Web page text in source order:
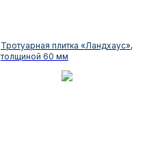
Тротуарная плитка «Ландхаус»,
толщиной 60 мм